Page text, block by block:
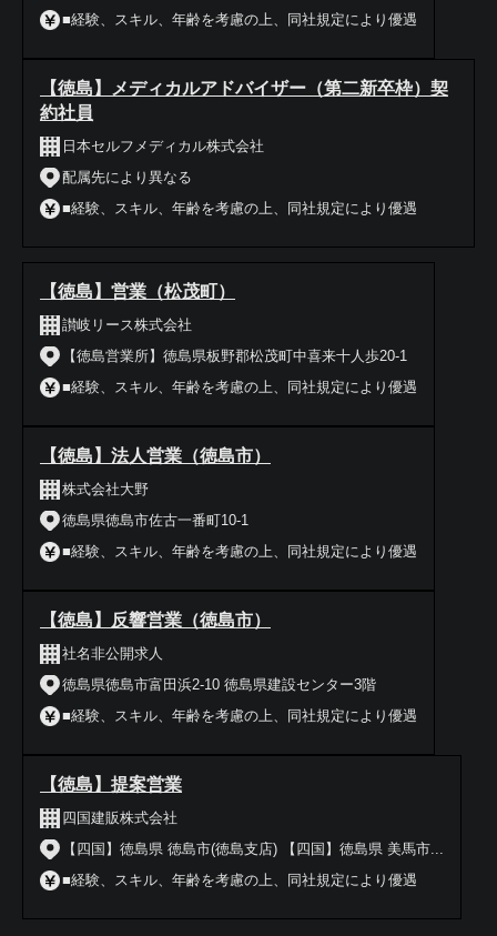
■経験、スキル、年齢を考慮の上、同社規定により優遇
【徳島】メディカルアドバイザー（第二新卒枠）契
約社員
日本セルフメディカル株式会社
配属先により異なる
■経験、スキル、年齢を考慮の上、同社規定により優遇
【徳島】営業（松茂町）
讃岐リース株式会社
【徳島営業所】徳島県板野郡松茂町中喜来十人歩20-1
■経験、スキル、年齢を考慮の上、同社規定により優遇
【徳島】法人営業（徳島市）
株式会社大野
徳島県徳島市佐古一番町10-1
■経験、スキル、年齢を考慮の上、同社規定により優遇
【徳島】反響営業（徳島市）
社名非公開求人
徳島県徳島市富田浜2-10 徳島県建設センター3階
■経験、スキル、年齢を考慮の上、同社規定により優遇
【徳島】提案営業
四国建販株式会社
【四国】徳島県 徳島市(徳島支店) 【四国】徳島県 美馬市...
■経験、スキル、年齢を考慮の上、同社規定により優遇